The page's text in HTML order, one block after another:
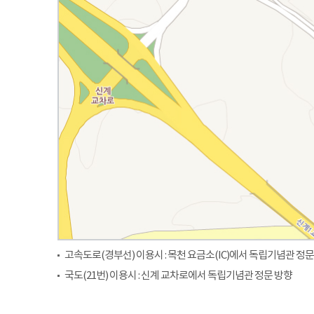
고속도로(경부선) 이용시 : 목천 요금소(IC)에서 독립기념관 정
국도(21번) 이용시 : 신계 교차로에서 독립기념관 정문 방향